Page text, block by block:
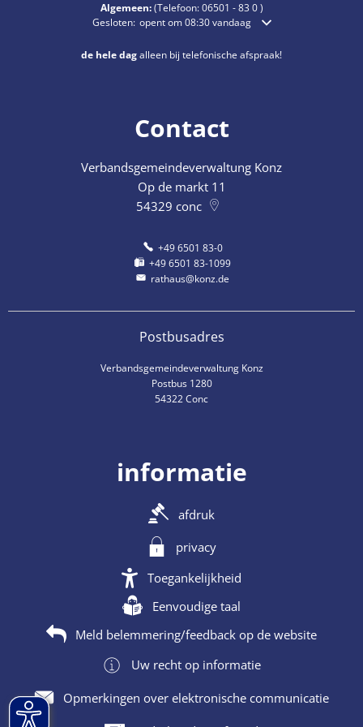
Algemeen:(Telefoon:06501 - 83 0)
Klik om extra openings- of sluitingstijden te verbergen
Gesloten: opent om 08:30 vandaag
de hele dagalleen bij telefonische afspraak!
Contact
Verbandsgemeindeverwaltung Konz
Op de markt 11
54329 conc
+49 6501 83-0
+49 6501 83-1099
rathaus@konz.de
Postbusadres
Verbandsgemeindeverwaltung Konz
Postbus 1280
54322 Conc
informatie
afdruk
privacy
Toegankelijkheid
Eenvoudige taal
Meld belemmering/feedback op de website
Uw recht op informatie
Opmerkingen over elektronische communicatie